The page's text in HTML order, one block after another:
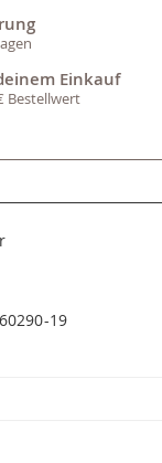
Einkauf
Bestellwert
19